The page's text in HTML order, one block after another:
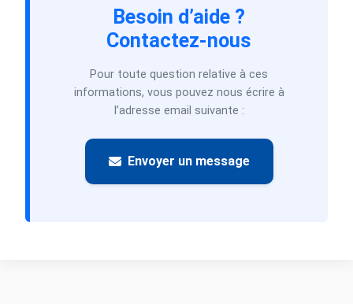
Besoin d’aide ?
Contactez-nous
Pour toute question relative à ces
informations, vous pouvez nous écrire à
l’adresse email suivante :
Envoyer un message